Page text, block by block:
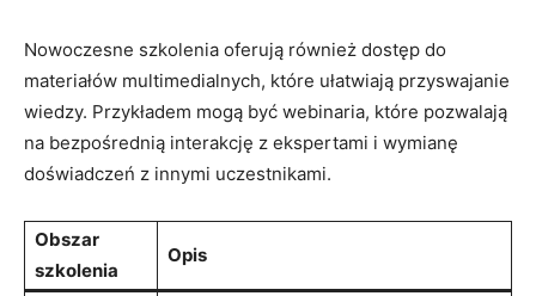
Nowoczesne szkolenia ⁢oferują również dostęp do
materiałów multimedialnych, które ułatwiają⁤ przyswajanie
wiedzy. Przykładem ⁢mogą być webinaria, ⁢które pozwalają⁢
na bezpośrednią​ interakcję z ekspertami i wymianę
doświadczeń z innymi uczestnikami.
Obszar
szkolenia
Opis